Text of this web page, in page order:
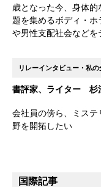
歳となった今、身体
題を集めるボディ・
や男性支配社会などを
リレーインタビュー・私の
書評家、ライター 杉
会社員の傍ら、ミス
野を開拓したい
国際記事